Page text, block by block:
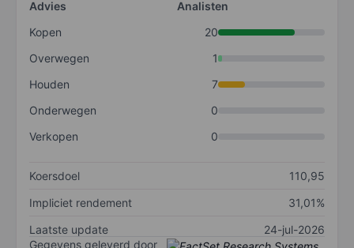
Advies
Analisten
Kopen
20
Overwegen
1
Houden
7
Onderwegen
0
Verkopen
0
Koersdoel
110,95
Impliciet rendement
31,01%
Laatste update
24-jul-2026
Gegevens geleverd door